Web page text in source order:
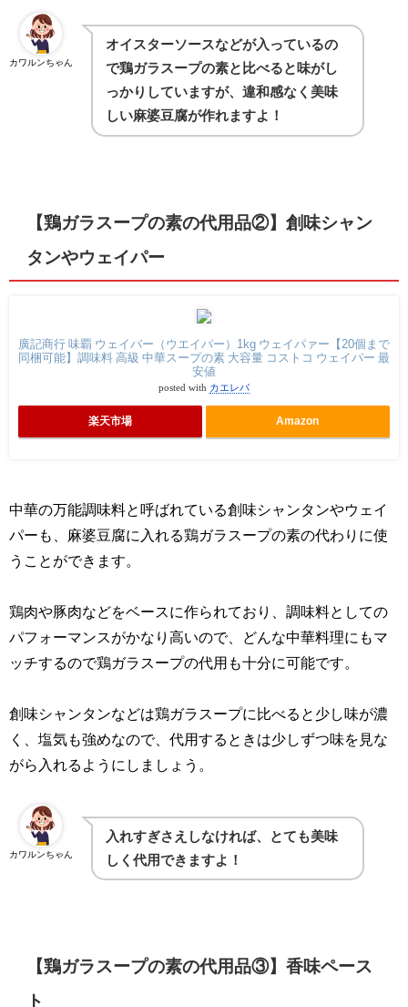
カワルンちゃん
オイスターソースなどが入っているの
で鶏ガラスープの素と比べると味がし
っかりしていますが、違和感なく美味
しい麻婆豆腐が作れますよ！
【鶏ガラスープの素の代用品②】創味シャン
タンやウェイパー
廣記商行 味覇 ウェイバー（ウエイパー）1kg ウェイパァー【20個まで
同梱可能】調味料 高級 中華スープの素 大容量 コストコ ウェイパー 最
安値
posted with カエレバ
楽天市場 Amazon
中華の万能調味料と呼ばれている創味シャンタンやウェイ
パーも、麻婆豆腐に入れる鶏ガラスープの素の代わりに使
うことができます。
鶏肉や豚肉などをベースに作られており、調味料としての
パフォーマンスがかなり高いので、どんな中華料理にもマ
ッチするので鶏ガラスープの代用も十分に可能です。
創味シャンタンなどは鶏ガラスープに比べると少し味が濃
く、塩気も強めなので、代用するときは少しずつ味を見な
がら入れるようにしましょう。
カワルンちゃん
入れすぎさえしなければ、とても美味
しく代用できますよ！
【鶏ガラスープの素の代用品③】香味ペース
ト